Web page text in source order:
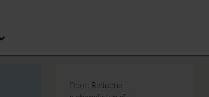
Door: Redactie